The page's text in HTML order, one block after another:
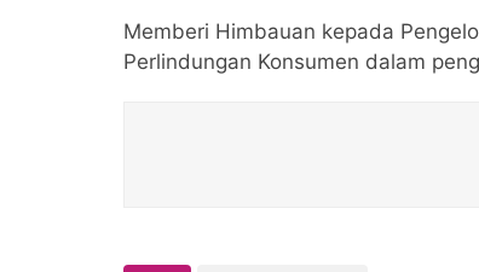
Memberi Himbauan kepada
Perlindungan Konsumen dalam